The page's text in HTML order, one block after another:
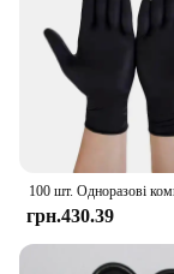
грн.430.39